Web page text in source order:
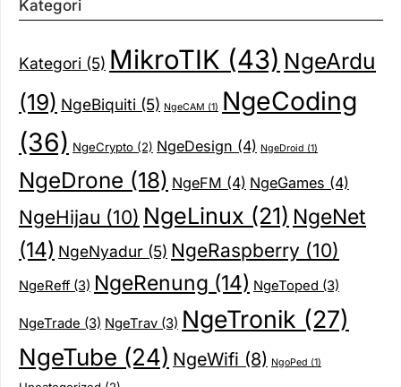
Kategori
Kategori (5) MikroTIK (43) NgeArdu
(19) NgeBiquiti (5) NgeCAM (1) NgeCoding
(36) NgeCrypto (2) NgeDesign (4) NgeDroid (1)
NgeDrone (18) NgeFM (4) NgeGames (4)
NgeHijau (10) NgeLinux (21) NgeNet
(14) NgeNyadur (5) NgeRaspberry (10)
NgeReff (3) NgeRenung (14) NgeToped (3)
NgeTrade (3) NgeTrav (3) NgeTronik (27)
NgeTube (24) NgeWifi (8) NgoPed (1)